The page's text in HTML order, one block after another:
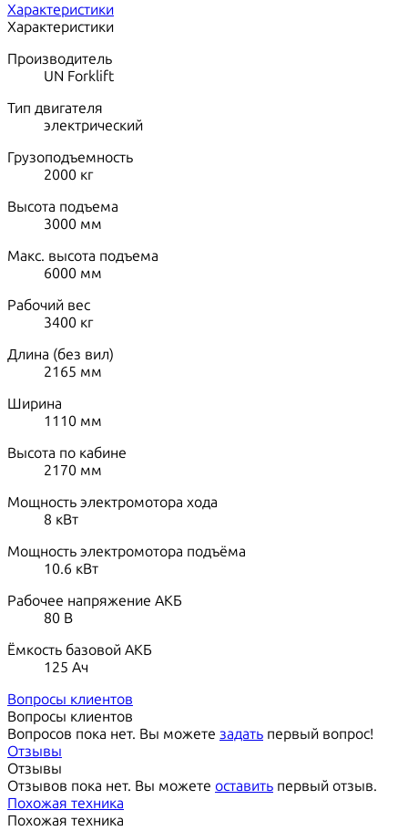
Характеристики
Характеристики
Производитель
UN Forklift
Тип двигателя
электрический
Грузоподъемность
2000 кг
Высота подъема
3000 мм
Макс. высота подъема
6000 мм
Рабочий вес
3400 кг
Длина (без вил)
2165 мм
Ширина
1110 мм
Высота по кабине
2170 мм
Мощность электромотора хода
8 кВт
Мощность электромотора подъёма
10.6 кВт
Рабочее напряжение АКБ
80 В
Ёмкость базовой АКБ
125 Ач
Вопросы клиентов
Вопросы клиентов
Вопросов пока нет. Вы можете задать первый вопрос!
Отзывы
Отзывы
Отзывов пока нет. Вы можете оставить первый отзыв.
Похожая техника
Похожая техника